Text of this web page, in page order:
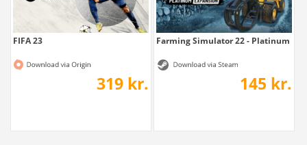
FIFA 23
319 kr.
Farming Simulator 22 - Platinum
145 kr.